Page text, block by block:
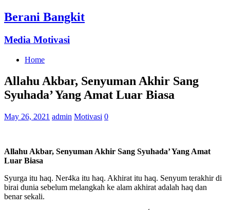
Berani Bangkit
Media Motivasi
Home
Allahu Akbar, Senyuman Akhir Sang
Syuhada’ Yang Amat Luar Biasa
May 26, 2021 admin Motivasi 0
Allahu Akbar, Senyuman Akhir Sang Syuhada’ Yang Amat
Luar Biasa
Syurga itu haq. Ner4ka itu haq. Akhirat itu haq. Senyum terakhir di
birai dunia sebelum melangkah ke alam akhirat adalah haq dan
benar sekali.